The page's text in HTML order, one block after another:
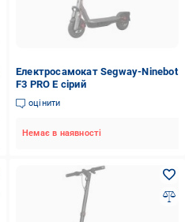
Електросамокат Segway-Ninebot
F3 PRO E сірий
оцінити
Немає в наявності